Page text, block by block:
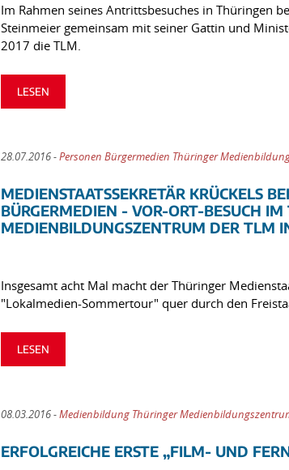
Im Rahmen seines Antrittsbesuches in Thüringen
Steinmeier gemeinsam mit seiner Gattin und
2017 die TLM.
LESEN
28.07.2016 -Personen Bürgermedien Thüringer
MEDIENSTAATSSEKRETÄR KRÜCKELS
BÜRGERMEDIEN - VOR-ORT-BESUCH IM
MEDIENBILDUNGSZENTRUM DER TLM
Insgesamt acht Mal macht der Thüringer
"Lokalmedien-Sommertour" quer durch den
LESEN
08.03.2016 -Medienbildung Thüringer
ERFOLGREICHE ERSTE „FILM- UND